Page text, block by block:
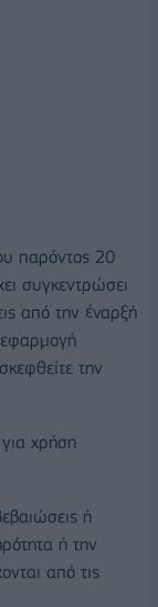
παρόντος 20
συγκεντρώσει
από την έναρξή
την
χρήση
ή
ή την
από τις